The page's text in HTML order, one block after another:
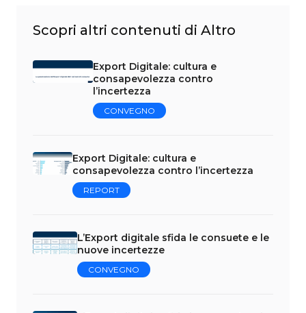
Scopri altri contenuti di Altro
Export Digitale: cultura e
consapevolezza contro
l’incertezza
CONVEGNO
Export Digitale: cultura e
consapevolezza contro l’incertezza
REPORT
L’Export digitale sfida le consuete e le
nuove incertezze
CONVEGNO